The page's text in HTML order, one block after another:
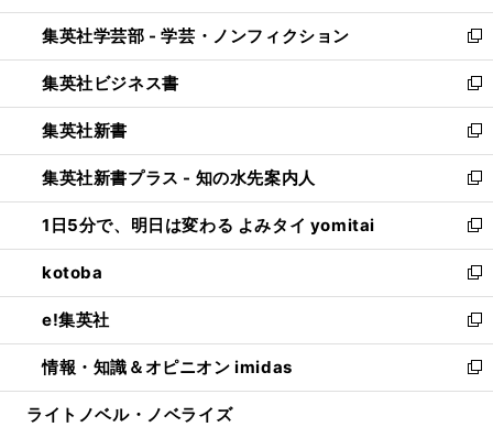
開
く
ウ
で
開
く
ン
ド
ウ
で
開
く
ウ
ィ
ン
ド
ウ
で
開
く
集英社学芸部 - 学芸・ノンフィクション
新
し
い
ウ
ィ
ン
ド
ウ
で
開
く
集英社ビジネス書
新
し
い
ウ
ィ
ン
ド
ウ
で
開
く
集英社新書
新
し
い
ウ
ィ
ン
ド
ウ
で
開
く
集英社新書プラス - 知の水先案内人
新
し
い
ウ
ィ
ン
ド
ウ
で
開
1日5分で、明日は変わる よみタイ yomitai
新
し
い
ウ
ィ
ン
ド
ウ
kotoba
新
し
い
ウ
ィ
ン
e!集英社
新
し
い
ウ
情報・知識＆オピニオン imidas
新
し
ライトノベル・ノベライズ